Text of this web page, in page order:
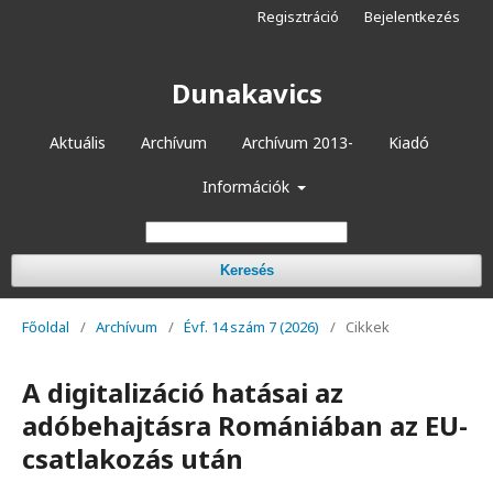
Dunakavics
Aktuális Archívum Archívum 2013- Kiadó
Információk
Keresés
Regisztráció Bejelentkezés
Főoldal / Archívum / Évf. 14 szám 7 (2026) / Cikkek
A digitalizáció hatásai az
adóbehajtásra Romániában az EU-
csatlakozás után